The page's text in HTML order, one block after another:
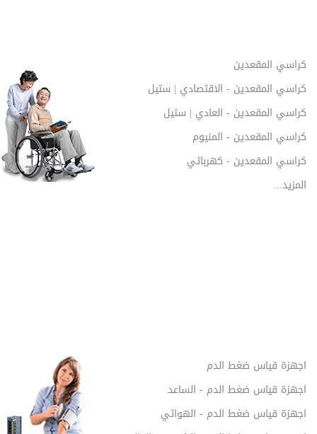
كراسي المقعدين
كراسي المقعدين - الاقتصادي | ستيل
كراسي المقعدين - العادي | ستيل
كراسي المقعدين - المنيوم
كراسي المقعدين - كهربائي
المزيد...
اجهزة قياس ضغط الدم
اجهزة قياس ضغط الدم - الساعد
اجهزة قياس ضغط الدم - الهوائي